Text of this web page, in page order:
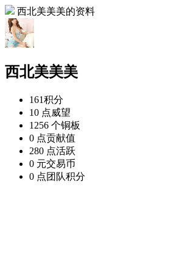
西北美美美的资料
西北美美美
161积分
10 点威望
1256 个铜板
0 点贡献值
280 点活跃
0 元交易币
0 点团队积分